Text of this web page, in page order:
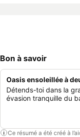
Bon à savoir
Oasis ensoleillée à
Détends-toi dans la
évasion tranquille du
Ce résumé a été créé à